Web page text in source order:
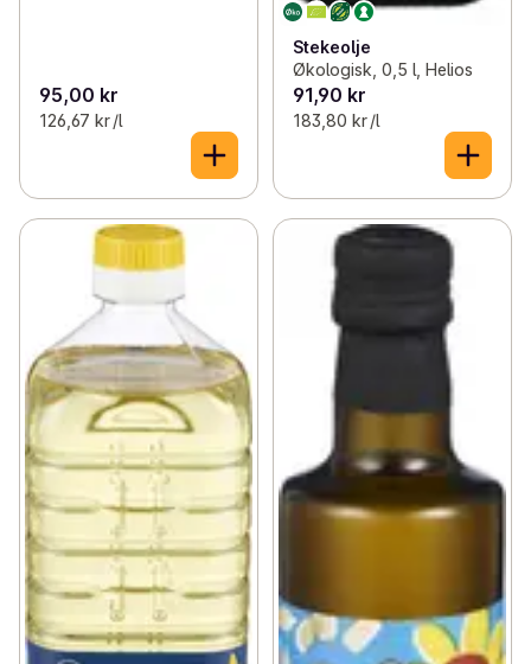
95,00 kr
126,67 kr /l
Stekeolje
Økologisk, 0,5 l, Helios
91,90 kr
183,80 kr /l